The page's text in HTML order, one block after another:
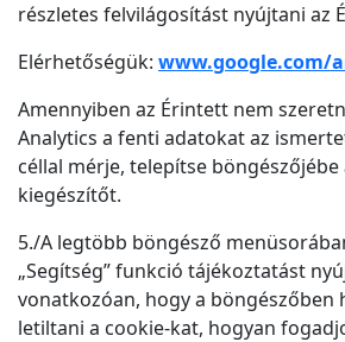
részletes felvilágosítást nyújtani az
Elérhetőségük: www.google.com/
Amennyiben az Érintett nem
Analytics a fenti adatokat az
céllal mérje, telepítse
kiegészítőt.
5./A legtöbb böngésző
„Segítség” funkció tájékoztatást
vonatkozóan, hogy a böngészőben
letiltani a cookie-kat, hogyan